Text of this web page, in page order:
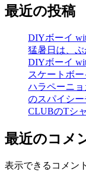
最近の投稿
DIYボーイ
猛暑日は、ぶ
DIYボーイ
スケートボ
ハラペーニ
のスパイシ
CLUBのTシャ
最近のコメ
表示できるコメン